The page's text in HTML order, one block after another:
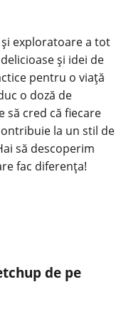
exploratoare a tot
și idei de
pentru o viață
o doză de
să cred că fiecare
la un stil de
să descoperim
fac diferența!
de pe